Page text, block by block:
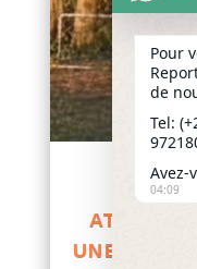
UNE
Pour
de
Tel:
Avez-
04:09